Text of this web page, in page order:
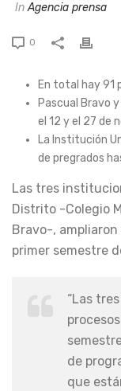
InAgencia prensa
0
En total hay 91
Pascual Bravo
el 12 y el 27 de
La Institución
de pregrados
Las tres
Distrito -Colegio
Bravo-,
primer semestre
“Las
de
que